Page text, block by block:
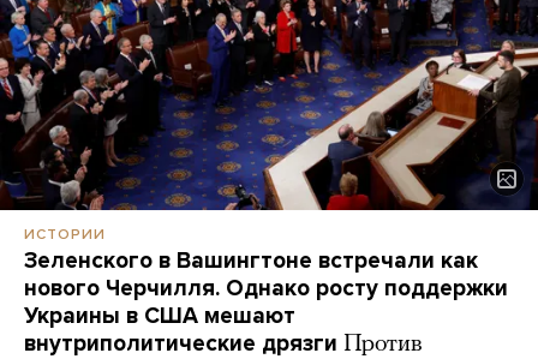
ИСТОРИИ
Зеленского в Вашингтоне встречали как
нового Черчилля. Однако росту поддержки
Украины в США мешают
внутриполитические дрязги Против